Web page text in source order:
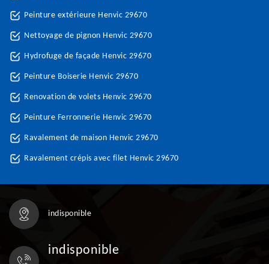
Peinture extérieure Henvic 29670
Nettoyage de pignon Henvic 29670
Hydrofuge de façade Henvic 29670
Peinture Boiserie Henvic 29670
Renovation de volets Henvic 29670
Peinture Ferronnerie Henvic 29670
Ravalement de maison Henvic 29670
Ravalement crépis avec filet Henvic 29670
indisponible
indisponible